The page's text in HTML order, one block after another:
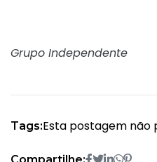
Grupo Independente
Tags:Esta postagem não